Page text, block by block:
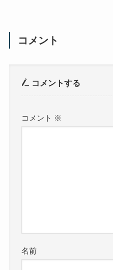
コメント
コメントする
コメント ※
名前